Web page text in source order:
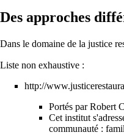
Des approches
Dans le domaine de la justice
Liste non exhaustive :
http://
Portés par Robert
Cet institut
communauté :